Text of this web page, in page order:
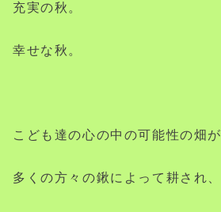
充実の秋。
幸せな秋。
こども達の心の中の可能性の畑が
多くの方々の鍬によって耕され、